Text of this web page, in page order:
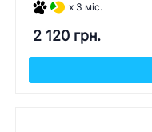
x 3 міс.
2 120 грн.